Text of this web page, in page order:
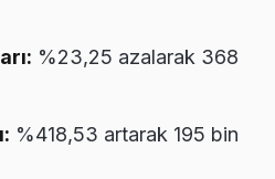
%23,25 azalarak 368
%418,53 artarak 195 bin